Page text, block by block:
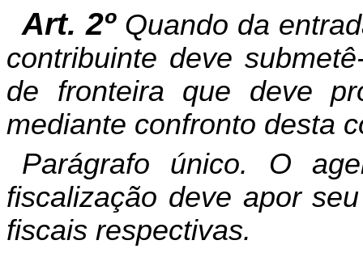
Art. 2º Quando da
contribuinte deve
de fronteira que deve
mediante confronto desta
Parágrafo único. O
fiscalização deve apor
fiscais respectivas.